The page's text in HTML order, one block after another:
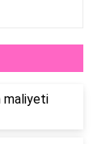
maliyeti